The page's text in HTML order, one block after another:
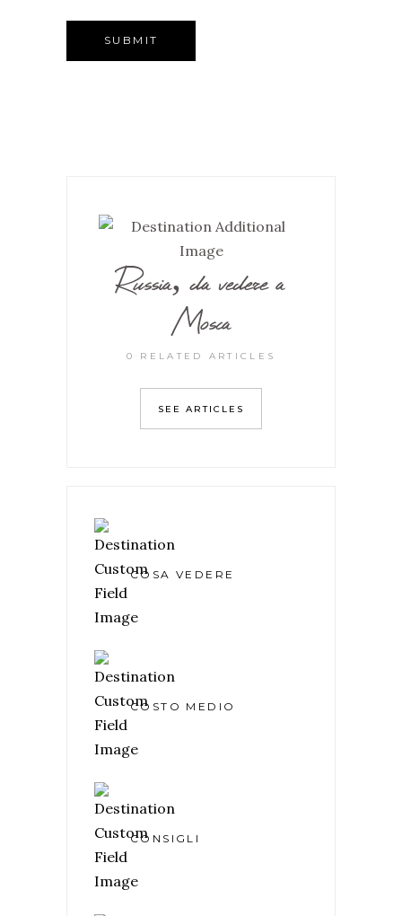
Russia, da vedere a
Mosca
0 RELATED ARTICLES
SEE ARTICLES
COSA VEDERE
COSTO MEDIO
CONSIGLI